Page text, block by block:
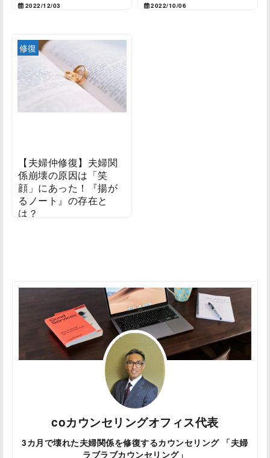
2022/12/03 2022/10/06
修復
【夫婦仲修復】夫婦関
係崩壊の原因は「笑
顔」にあった！『揚が
るノート』の存在と
は？
coカウンセリングオフィス代表
3カ月で壊れた夫婦関係を修復するカウンセリング 「夫婦
ラブラブカウンセリング」